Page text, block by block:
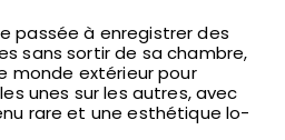
passée à enregistrer des
sans sortir de sa chambre,
monde extérieur pour
unes sur les autres, avec
rare et une esthétique lo-